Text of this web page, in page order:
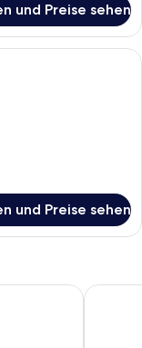
und Preise sehen
mit Sofa, Hocker,
und Preise sehen
Hyatt